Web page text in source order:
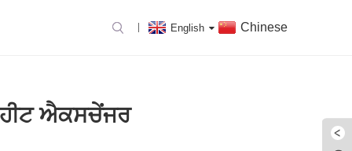
English Chinese
ਹੀਟ ਐਕਸਚੇਂਜਰ